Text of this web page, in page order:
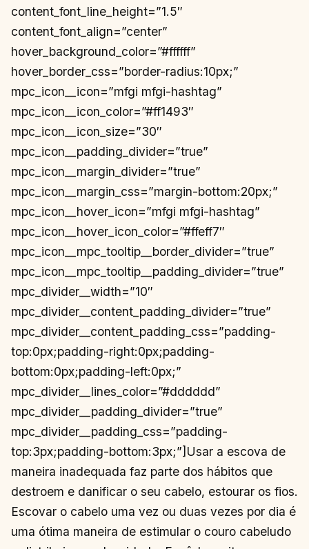
content_font_line_height=”1.5″
content_font_align=”center”
hover_background_color=”#ffffff”
hover_border_css=”border-radius:10px;”
mpc_icon__icon=”mfgi mfgi-hashtag”
mpc_icon__icon_color=”#ff1493″
mpc_icon__icon_size=”30″
mpc_icon__padding_divider=”true”
mpc_icon__margin_divider=”true”
mpc_icon__margin_css=”margin-bottom:20px;”
mpc_icon__hover_icon=”mfgi mfgi-hashtag”
mpc_icon__hover_icon_color=”#ffeff7″
mpc_icon__mpc_tooltip__border_divider=”true”
mpc_icon__mpc_tooltip__padding_divider=”true”
mpc_divider__width=”10″
mpc_divider__content_padding_divider=”true”
mpc_divider__content_padding_css=”padding-
top:0px;padding-right:0px;padding-
bottom:0px;padding-left:0px;”
mpc_divider__lines_color=”#dddddd”
mpc_divider__padding_divider=”true”
mpc_divider__padding_css=”padding-
top:3px;padding-bottom:3px;”]Usar a escova de
maneira inadequada faz parte dos hábitos que
destroem e danificar o seu cabelo, estourar os fios.
Escovar o cabelo uma vez ou duas vezes por dia é
uma ótima maneira de estimular o couro cabeludo